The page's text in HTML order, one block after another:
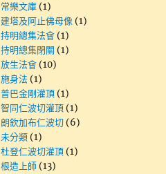
常樂文庫 (1)
建塔及阿止佛母像 (1)
持明總集法會 (1)
持明總集閉關 (1)
放生法會 (10)
施身法 (1)
普巴金剛灌頂 (1)
智同仁波切灌頂 (1)
朗欽加布仁波切 (6)
未分類 (1)
杜登仁波切灌頂 (1)
根造上師 (13)